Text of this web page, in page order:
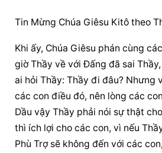
Tin Mừng Chúa Giêsu Kitô theo
Khi ấy, Chúa Giêsu phán cùng
giờ Thầy về với Ðấng đã sai
ai hỏi Thầy: Thầy đi đâu? Nhưng
các con điều đó, nên lòng các
Dầu vậy Thầy phải nói sự thật
thì ích lợi cho các con, vì nếu
Phù Trợ sẽ không đến với các